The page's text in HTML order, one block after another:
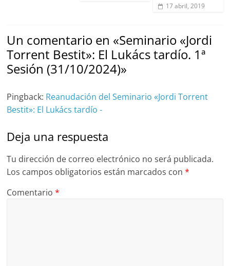
17 abril, 2019
Un comentario en «Seminario «Jordi
Torrent Bestit»: El Lukács tardío. 1ª
Sesión (31/10/2024)»
Pingback: Reanudación del Seminario «Jordi Torrent
Bestit»: El Lukács tardío -
Deja una respuesta
Tu dirección de correo electrónico no será publicada.
Los campos obligatorios están marcados con*
Comentario*